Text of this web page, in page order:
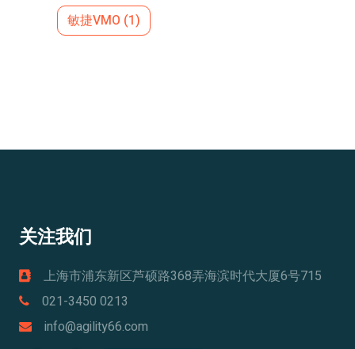
敏捷VMO (1)
关注我们
上海市浦东新区芦硕路368弄海滨时代大厦6号715
021-3450 0213
info@agility66.com